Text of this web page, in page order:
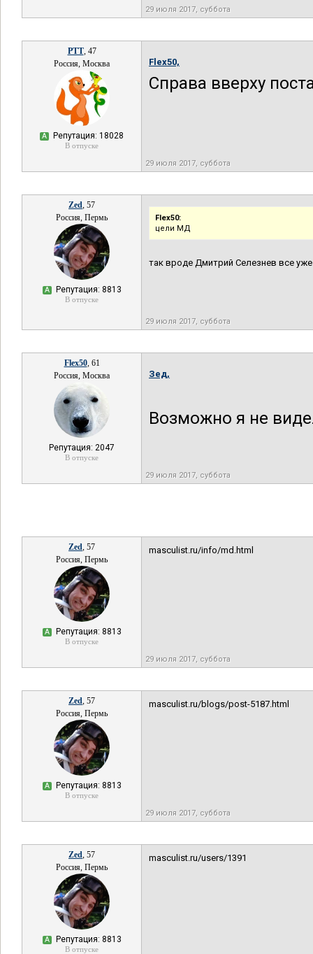
29 июля 2017, суббота
РТТ, 47
Россия, Москва
А Репутация: 18028
В отпуске
Flex50,
Справа вверху
29 июля 2017, суббота
Zed, 57
Россия, Пермь
А Репутация: 8813
В отпуске
Flex50:
цели МД
так вроде Дмитрий Селезнев все
29 июля 2017, суббота
Flex50, 61
Россия, Москва
Репутация: 2047
В отпуске
Зед,
Возможно я не
29 июля 2017, суббота
Zed, 57
Россия, Пермь
А Репутация: 8813
В отпуске
masculist.ru/info/md.html
29 июля 2017, суббота
Zed, 57
Россия, Пермь
А Репутация: 8813
В отпуске
masculist.ru/blogs/post-5187.html
29 июля 2017, суббота
Zed, 57
Россия, Пермь
А Репутация: 8813
В отпуске
masculist.ru/users/1391